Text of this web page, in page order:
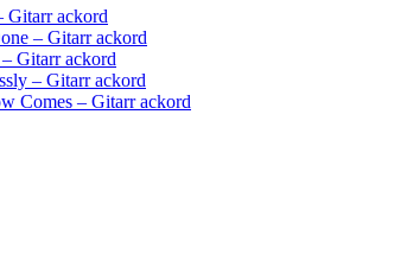
Gitarr ackord
– Gitarr ackord
Gitarr ackord
– Gitarr ackord
Comes – Gitarr ackord